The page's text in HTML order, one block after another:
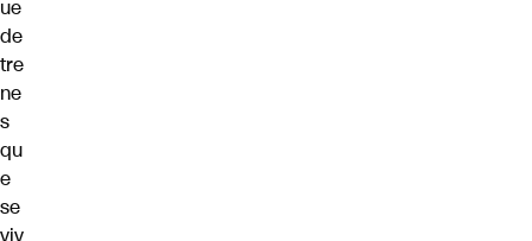
ue
de
tre
ne
s
qu
e
se
viv